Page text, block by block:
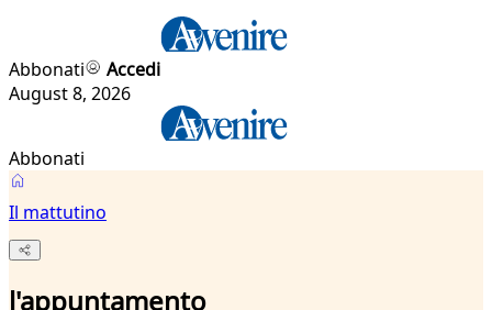
Abbonati
Accedi
August 8, 2026
Abbonati
Il mattutino
l'appuntamento